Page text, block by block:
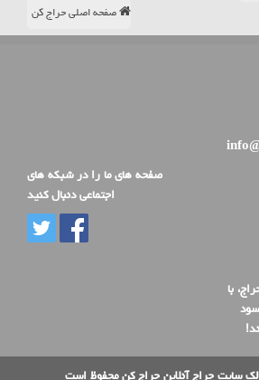
صفحه اصلی حراج کن
با
صفحه های ما را در شبکه های
اجتماعی دنبال کنید
سایت حراج آنلاین حراج کن محفوظ است